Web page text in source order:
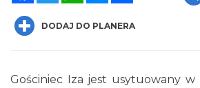
DODAJ DO PLANERA
Gościniec Iza jest usytuowany w